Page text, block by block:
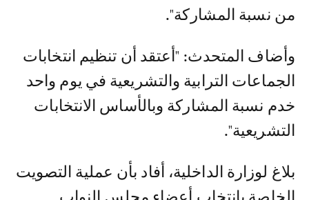
من نسبة المشاركة".
وأضاف المتحدث: "أعتقد أن تنظيم انتخابات
الجماعات الترابية والتشريعية في يوم واحد
خدم نسبة المشاركة وبالأساس الانتخابات
التشريعية".
بلاغ لوزارة الداخلية، أفاد بأن عملية التصويت